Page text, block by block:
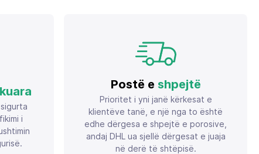
i
Postë e shpejtë
Prioritet i yni janë kërkesat e
klientëve tanë, e një nga to është
edhe dërgesa e shpejtë e porosive,
andaj DHL ua sjellë dërgesat e juaja
në derë të shtëpisë.